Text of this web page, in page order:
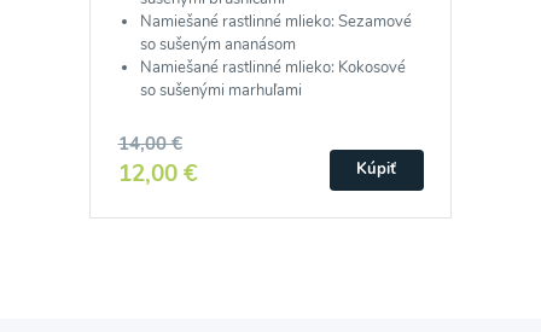
Namiešané rastlinné mlieko: Sezamové
so sušeným ananásom
Namiešané rastlinné mlieko: Kokosové
so sušenými marhuľami
14,00 €
12,00 € Kúpiť